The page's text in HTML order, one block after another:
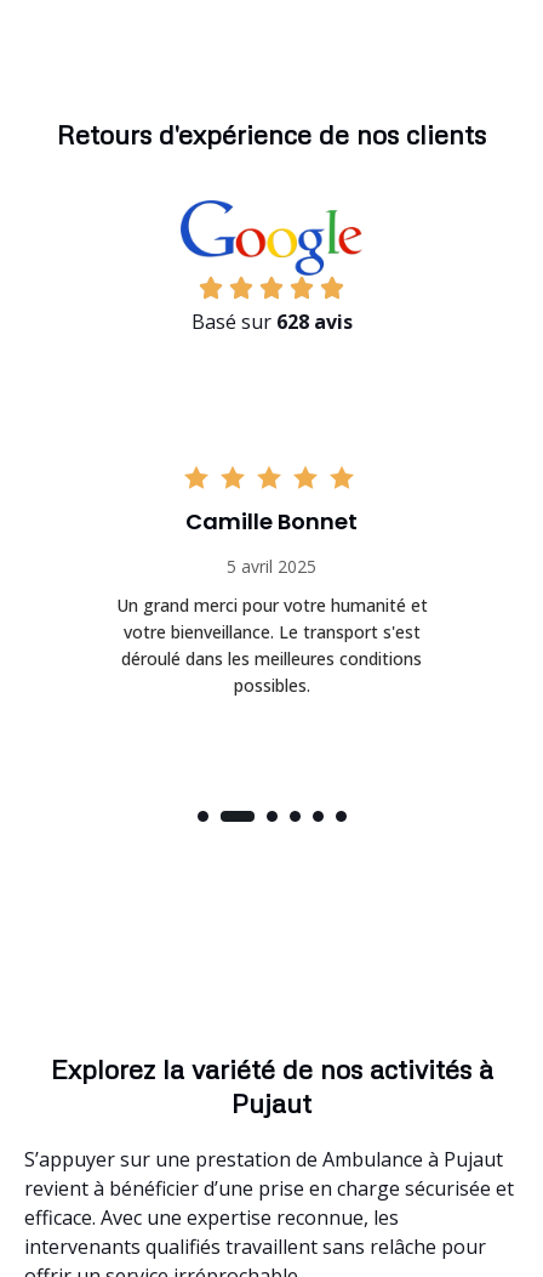
Retours d'expérience de nos clients
Basé sur 628 avis
Camille Bonnet
5 avril 2025
Un grand merci pour votre humanité et
votre bienveillance. Le transport s'est
déroulé dans les meilleures conditions
possibles.
Explorez la variété de nos activités à
Pujaut
S’appuyer sur une prestation de Ambulance à Pujaut
revient à bénéficier d’une prise en charge sécurisée et
efficace. Avec une expertise reconnue, les
intervenants qualifiés travaillent sans relâche pour